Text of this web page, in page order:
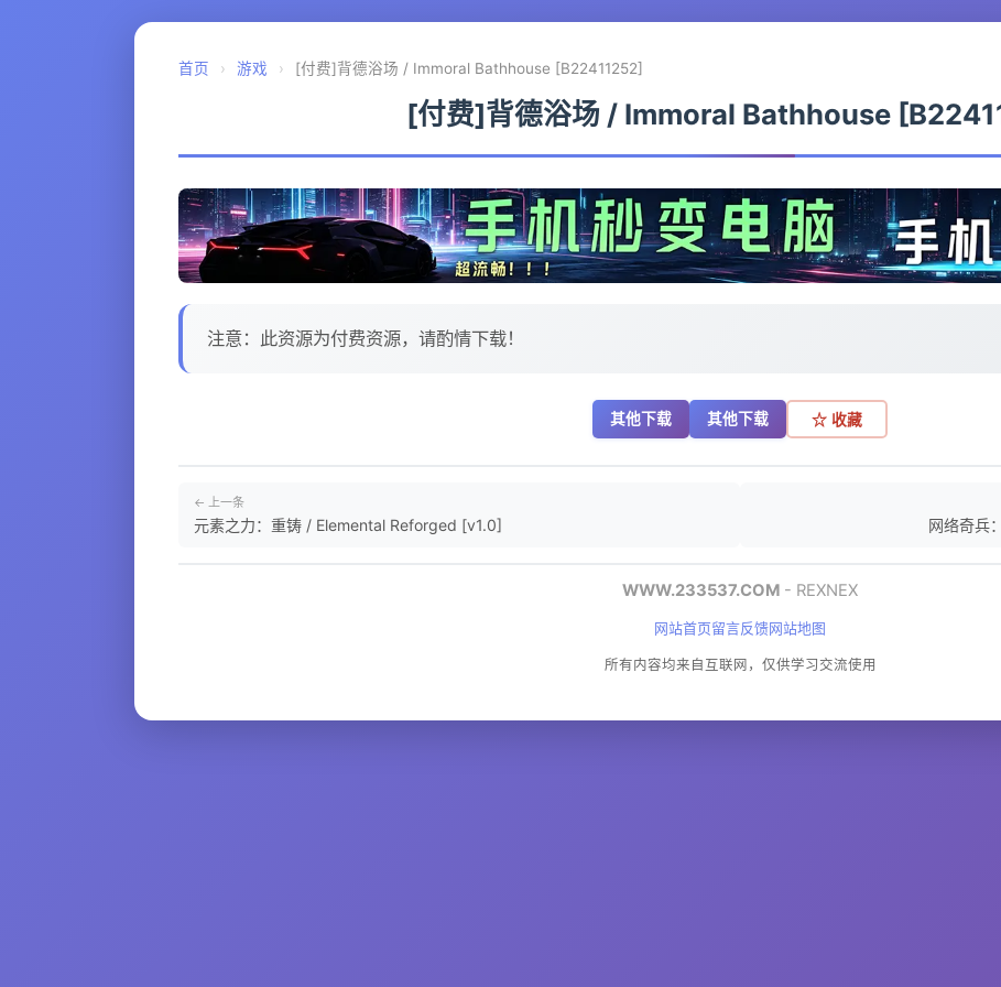
首页 › 游戏 › [付费]背德浴场 / Immoral Bathhouse [B22411252]
[付费]背德浴场 / Immoral Bathhouse
注意：此资源为付费资源，请酌情下载！
其他下载 其他下载 ☆ 收藏
← 上一条
元素之力：重铸 / Elemental Reforged [v1.0] 网络奇兵
WWW.233537.COM - REXNEX
网站首页留言反馈网站地图
所有内容均来自互联网，仅供学习交流使用